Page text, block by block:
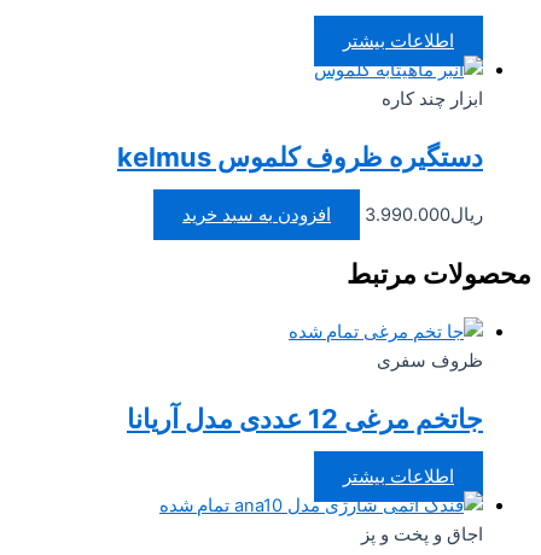
اطلاعات بیشتر
ابزار چند کاره
دستگیره ظروف کلموس kelmus
3.990.000 افزودن به سبد خرید
مرتبط
تمام شده
ظروف سفری
جاتخم مرغی 12 عددی مدل آریانا
اطلاعات بیشتر
تمام شده
اجاق و پخت و پز